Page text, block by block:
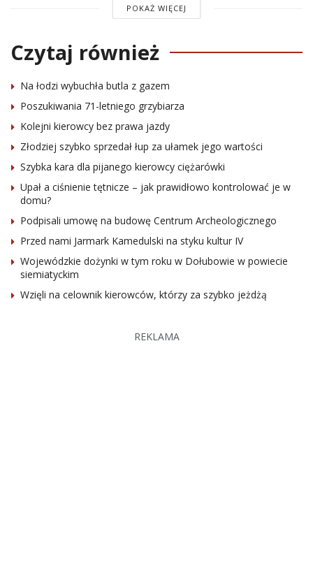
POKAŻ WIĘCEJ
Czytaj również
Na łodzi wybuchła butla z gazem
Poszukiwania 71-letniego grzybiarza
Kolejni kierowcy bez prawa jazdy
Złodziej szybko sprzedał łup za ułamek jego wartości
Szybka kara dla pijanego kierowcy ciężarówki
Upał a ciśnienie tętnicze – jak prawidłowo kontrolować je w
domu?
Podpisali umowę na budowę Centrum Archeologicznego
Przed nami Jarmark Kamedulski na styku kultur IV
Wojewódzkie dożynki w tym roku w Dołubowie w powiecie
siemiatyckim
Wzięli na celownik kierowców, którzy za szybko jeżdżą
REKLAMA